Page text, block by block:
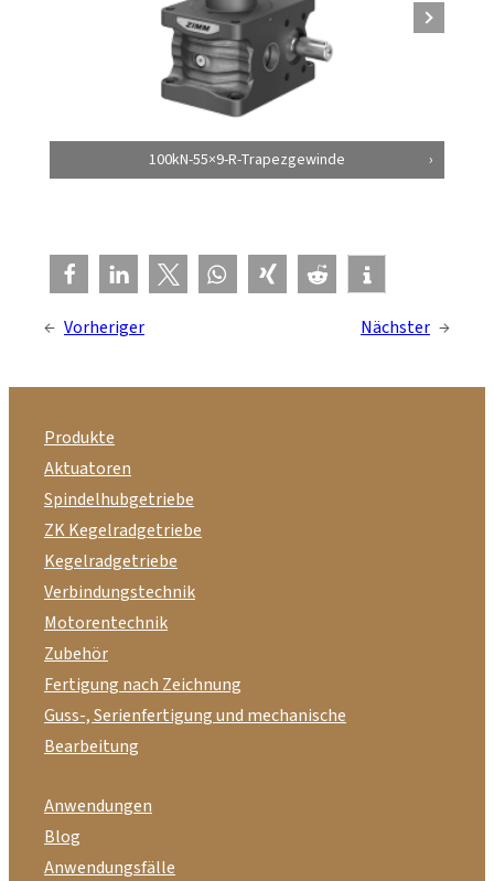
100kN-55×9-R-Trapezgewinde
← Vorheriger Nächster →
Produkte
Aktuatoren
Spindelhubgetriebe
ZK Kegelradgetriebe
Kegelradgetriebe
Verbindungstechnik
Motorentechnik
Zubehör
Fertigung nach Zeichnung
Guss-, Serienfertigung und mechanische
Bearbeitung
Anwendungen
Blog
Anwendungsfälle